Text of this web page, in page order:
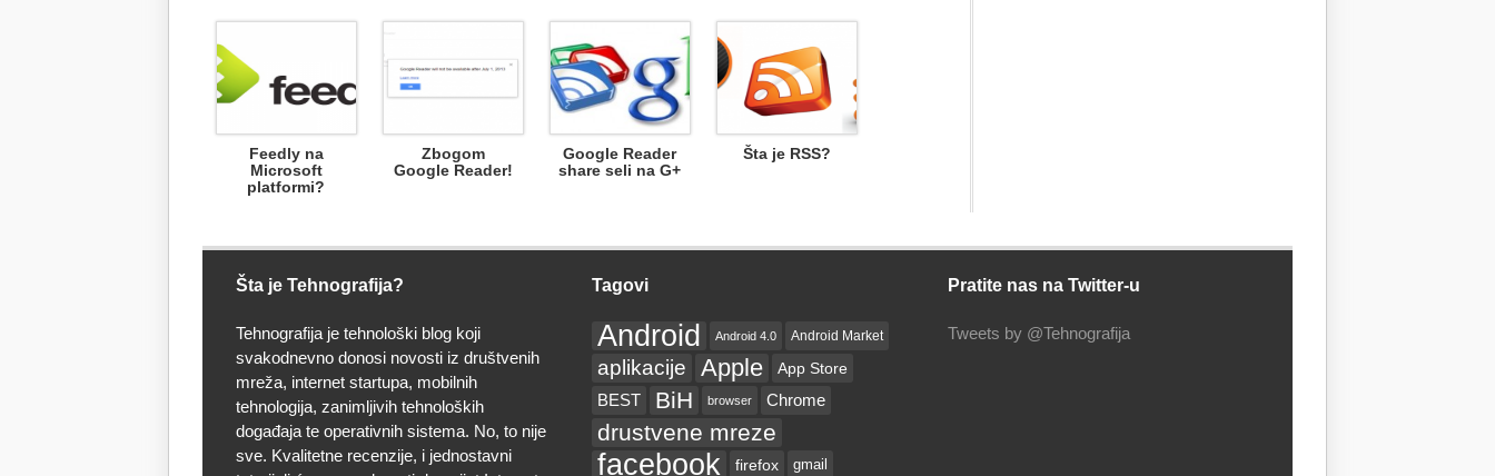
Feedly na
Microsoft
platformi?
Zbogom
Google Reader!
Google Reader
share seli na G+
Šta je RSS?
Šta je Tehnografija?
Tehnografija je tehnološki blog koji
svakodnevno donosi novosti iz društvenih
mreža, internet startupa, mobilnih
tehnologija, zanimljivih tehnoloških
događaja te operativnih sistema. No, to nije
sve. Kvalitetne recenzije, i jednostavni
Tagovi
Android Android 4.0 Android Market
aplikacije Apple App Store
BEST BiH browser Chrome
drustvene mreze
facebook firefox gmail
Pratite nas na Twitter-u
Tweets by @Tehnografija